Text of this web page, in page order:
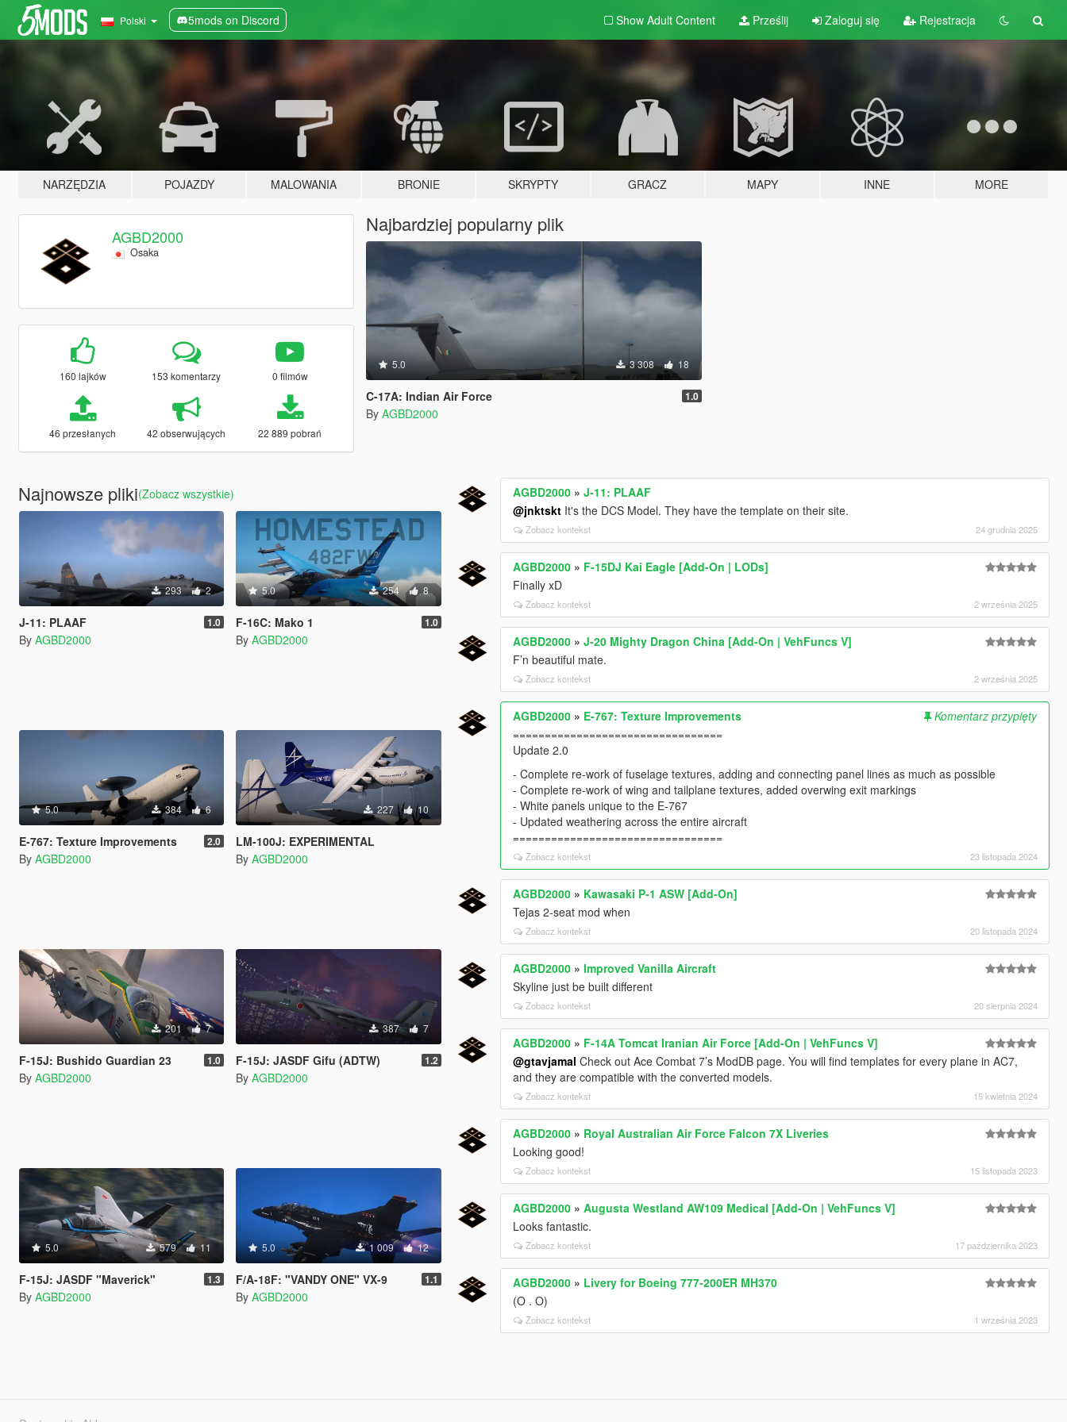
Polski 5mods on Discord Show Adult Content Prześlij Zaloguj się Rejestracja
NARZĘDZIA POJAZDY MALOWANIA BRONIE SKRYPTY GRACZ MAPY INNE MORE
AGBD2000
Osaka
160 lajków 153 komentarzy 0 filmów
46 przesłanych 42 obserwujących 22 889 pobrań
Najbardziej popularny plik
5.0 3 308 18
C-17A: Indian Air Force 1.0
By AGBD2000
Najnowsze pliki(Zobacz wszystkie)
293 2
J-11: PLAAF 1.0
By AGBD2000
5.0 254 8
F-16C: Mako 1 1.0
By AGBD2000
5.0 384 6
E-767: Texture Improvements 2.0
By AGBD2000
227 10
LM-100J: EXPERIMENTAL
By AGBD2000
201 7
F-15J: Bushido Guardian 23 1.0
By AGBD2000
387 7
F-15J: JASDF Gifu (ADTW) 1.2
By AGBD2000
5.0 579 11
F-15J: JASDF "Maverick" 1.3
By AGBD2000
5.0 1 009 12
F/A-18F: "VANDY ONE" VX-9 1.1
By AGBD2000
AGBD2000 »J-11: PLAAF
@jnktskt It's the DCS Model. They have the template on their site.
Zobacz kontekst 24 grudnia 2025
AGBD2000 » F-15DJ Kai Eagle [Add-On | LODs]
Finally xD
Zobacz kontekst 2 września 2025
AGBD2000 »J-20 Mighty Dragon China [Add-On | VehFuncs V]
F’n beautiful mate.
Zobacz kontekst 2 września 2025
AGBD2000 » E-767: Texture Improvements
Komentarz przypięty
=================================
Update 2.0
- Complete re-work of fuselage textures, adding and connecting panel lines as much as possible
- Complete re-work of wing and tailplane textures, added overwing exit markings
- White panels unique to the E-767
- Updated weathering across the entire aircraft
=================================
Zobacz kontekst 23 listopada 2024
AGBD2000 » Kawasaki P-1 ASW [Add-On]
Tejas 2-seat mod when
Zobacz kontekst 20 listopada 2024
AGBD2000 »Improved Vanilla Aircraft
Skyline just be built different
Zobacz kontekst 20 sierpnia 2024
AGBD2000 » F-14A Tomcat Iranian Air Force [Add-On | VehFuncs V]
@gtavjamal Check out Ace Combat 7’s ModDB page. You will find templates for every plane in AC7,
and they are compatible with the converted models.
Zobacz kontekst 15 kwietnia 2024
AGBD2000 » Royal Australian Air Force Falcon 7X Liveries
Looking good!
Zobacz kontekst 15 listopada 2023
AGBD2000 »Augusta Westland AW109 Medical [Add-On | VehFuncs V]
Looks fantastic.
Zobacz kontekst 17 października 2023
AGBD2000 » Livery for Boeing 777-200ER MH370
(O . O)
Zobacz kontekst 1 września 2023